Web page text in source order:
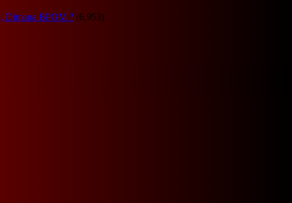
Dimana BPOM ? (6,953)